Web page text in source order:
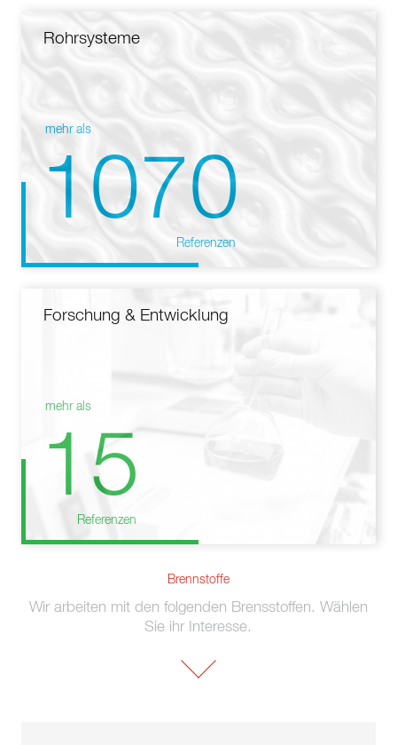
Rohrsysteme
mehr als
1070
Referenzen
Forschung & Entwicklung
mehr als
15
Referenzen
Brennstoffe
Wir arbeiten mit den folgenden Brensstoffen. Wählen
Sie ihr Interesse.